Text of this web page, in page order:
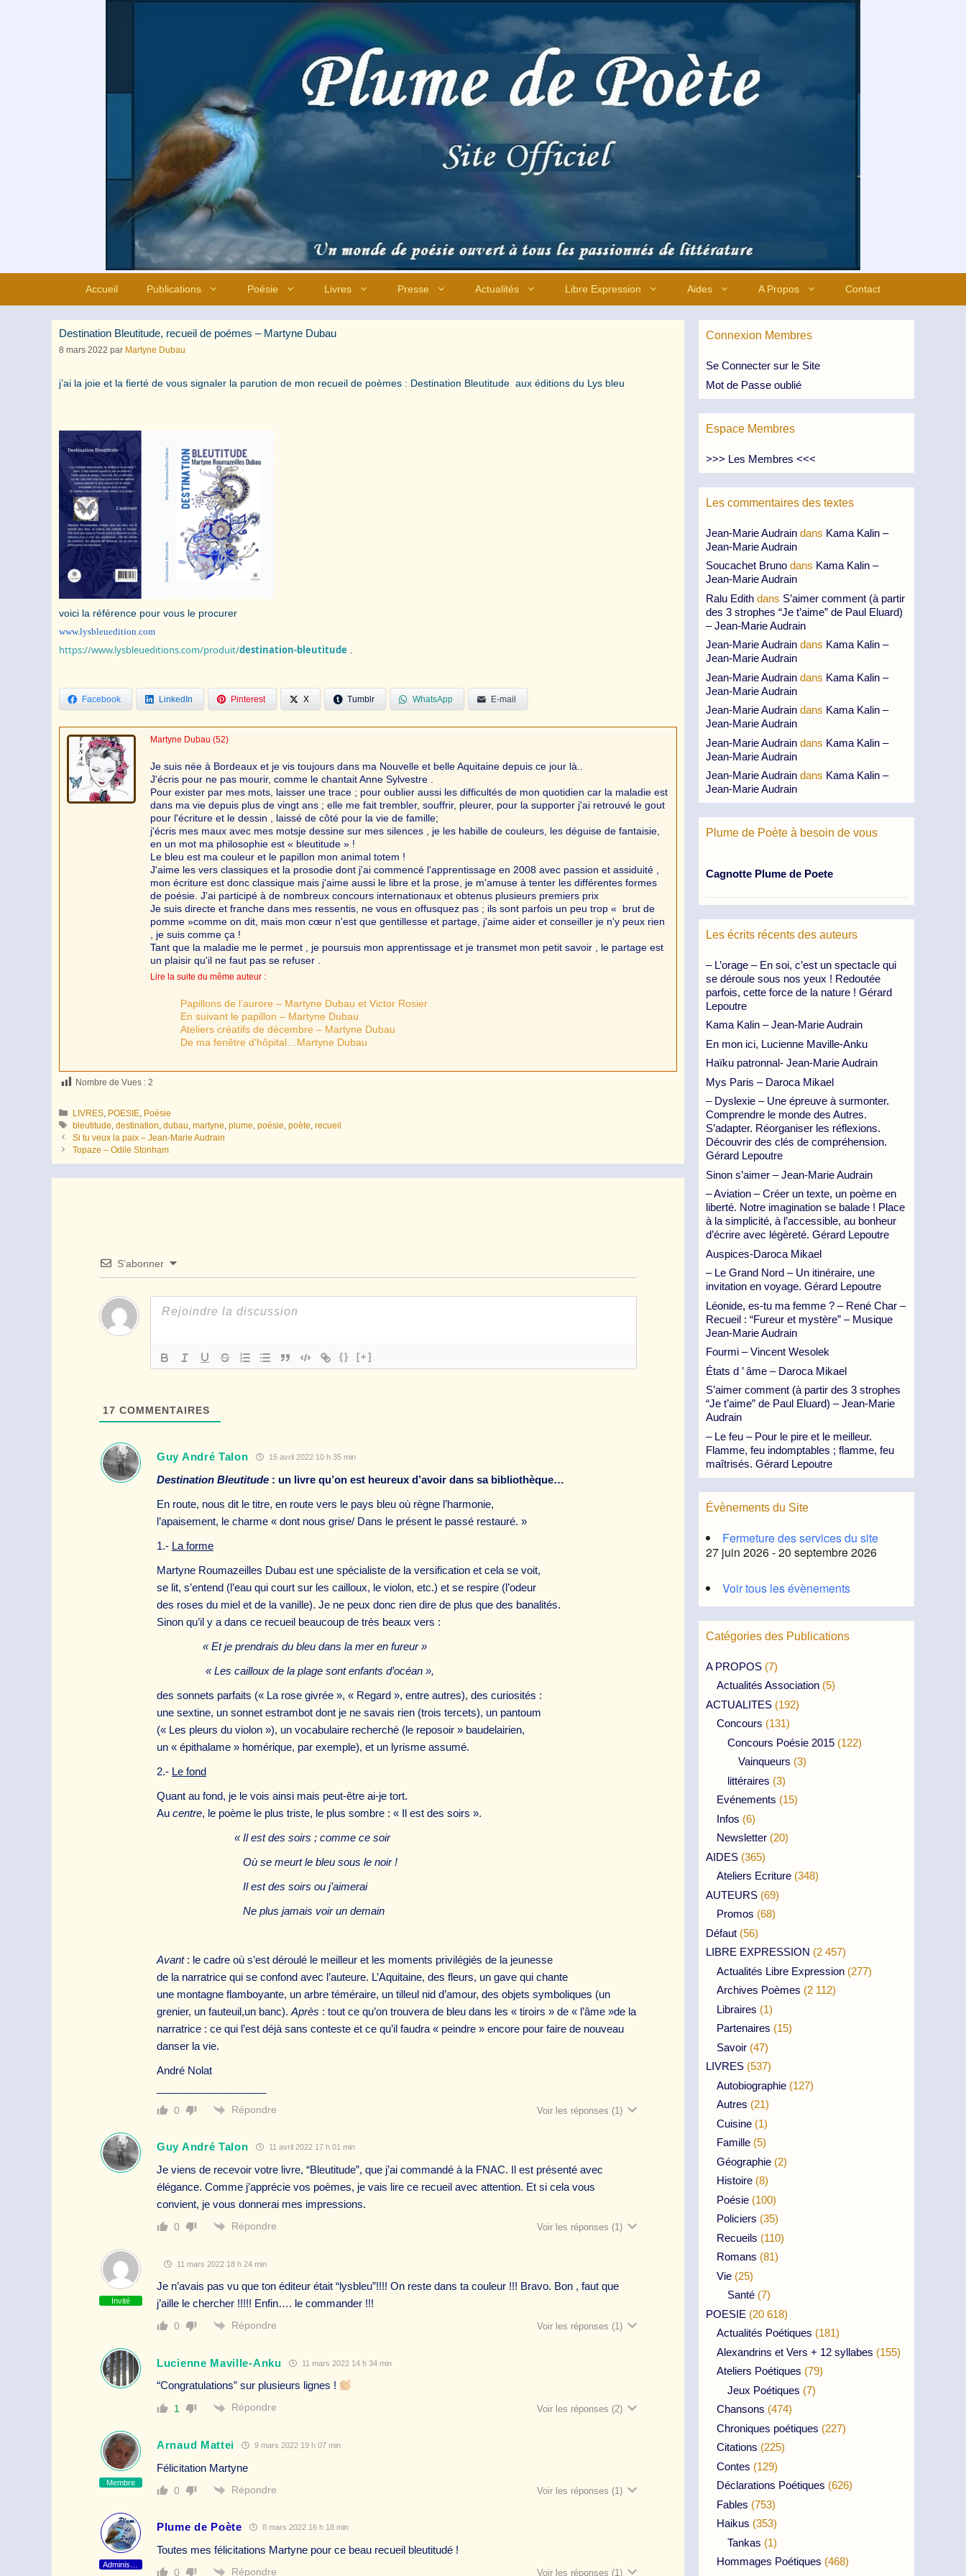
Accueil Publications Poésie Livres Presse Actualités Libre Expression Aides A Propos Contact
Destination Bleutitude, recueil de poémes – Martyne Dubau
8 mars 2022 par Martyne Dubau
j’ai la joie et la fierté de vous signaler la parution de mon recueil de poèmes : Destination Bleutitude aux éditions du Lys bleu
voici la référence pour vous le procurer
www.lysbleuedition.com
https://www.lysbleueditions.com/produit/destination-bleutitude .
Facebook LinkedIn Pinterest X Tumblr WhatsApp E-mail
Martyne Dubau (52)
Je suis née à Bordeaux et je vis toujours dans ma Nouvelle et belle Aquitaine depuis ce jour là..
J'écris pour ne pas mourir, comme le chantait Anne Sylvestre .
Pour exister par mes mots, laisser une trace ; pour oublier aussi les difficultés de mon quotidien car la maladie est
dans ma vie depuis plus de vingt ans ; elle me fait trembler, souffrir, pleurer, pour la supporter j'ai retrouvé le gout
pour l'écriture et le dessin , laissé de côté pour la vie de famille;
j'écris mes maux avec mes motsje dessine sur mes silences , je les habille de couleurs, les déguise de fantaisie,
en un mot ma philosophie est « bleutitude » !
Le bleu est ma couleur et le papillon mon animal totem !
J'aime les vers classiques et la prosodie dont j'ai commencé l'apprentissage en 2008 avec passion et assiduité ,
mon écriture est donc classique mais j'aime aussi le libre et la prose, je m'amuse à tenter les différentes formes
de poésie. J'ai participé à de nombreux concours internationaux et obtenus plusieurs premiers prix
Je suis directe et franche dans mes ressentis, ne vous en offusquez pas ; ils sont parfois un peu trop « brut de
pomme »comme on dit, mais mon cœur n'est que gentillesse et partage, j'aime aider et conseiller je n'y peux rien
, je suis comme ça !
Tant que la maladie me le permet , je poursuis mon apprentissage et je transmet mon petit savoir , le partage est
un plaisir qu'il ne faut pas se refuser .
Lire la suite du même auteur :
Papillons de l’aurore – Martyne Dubau et Victor Rosier
En suivant le papillon – Martyne Dubau
Ateliers créatifs de décembre – Martyne Dubau
De ma fenêtre d’hôpital…Martyne Dubau
Nombre de Vues : 2
Catégories
LIVRES POESIE Poésie
Étiquettes
bleutitude ,destination ,dubau ,martyne ,plume ,poésie ,poète ,recueil
Si tu veux la paix – Jean-Marie Audrain
Topaze – Odile Stonham
S’abonner
{} [+]
17 COMMENTAIRES
Guy André Talon 15 avril 2022 10 h 35 min
Destination Bleutitude : un livre qu’on est heureux d’avoir dans sa bibliothèque…
En route, nous dit le titre, en route vers le pays bleu où règne l’harmonie,
l’apaisement, le charme « dont nous grise/ Dans le présent le passé restauré. »
1.- La forme
Martyne Roumazeilles Dubau est une spécialiste de la versification et cela se voit,
se lit, s’entend (l’eau qui court sur les cailloux, le violon, etc.) et se respire (l’odeur
des roses du miel et de la vanille). Je ne peux donc rien dire de plus que des banalités.
Sinon qu’il y a dans ce recueil beaucoup de très beaux vers :
« Et je prendrais du bleu dans la mer en fureur »
« Les cailloux de la plage sont enfants d’océan »,
des sonnets parfaits (« La rose givrée », « Regard », entre autres), des curiosités :
une sextine, un sonnet estrambot dont je ne savais rien (trois tercets), un pantoum
(« Les pleurs du violon »), un vocabulaire recherché (le reposoir » baudelairien,
un « épithalame » homérique, par exemple), et un lyrisme assumé.
2.- Le fond
Quant au fond, je le vois ainsi mais peut-être ai-je tort.
Au centre, le poème le plus triste, le plus sombre : « Il est des soirs ».
« Il est des soirs ; comme ce soir
Où se meurt le bleu sous le noir !
Il est des soirs ou j’aimerai
Ne plus jamais voir un demain
Avant: le cadre où s’est déroulé le meilleur et les moments privilégiés de la jeunesse
de la narratrice qui se confond avec l’auteure. L’Aquitaine, des fleurs, un gave qui chante
une montagne flamboyante, un arbre téméraire, un tilleul nid d’amour, des objets symboliques (un
grenier, un fauteuil,un banc). Après : tout ce qu’on trouvera de bleu dans les « tiroirs » de « l’âme »de la
narratrice : ce qui l’est déjà sans conteste et ce qu’il faudra « peindre » encore pour faire de nouveau
danser la vie.
André Nolat
0 Répondre Voir les réponses (1)
Guy André Talon 11 avril 2022 17 h 01 min
Je viens de recevoir votre livre, “Bleutitude”, que j’ai commandé à la FNAC. Il est présenté avec
élégance. Comme j’apprécie vos poèmes, je vais lire ce recueil avec attention. Et si cela vous
convient, je vous donnerai mes impressions.
0 Répondre Voir les réponses (1)
Invité
11 mars 2022 18 h 24 min
Je n’avais pas vu que ton éditeur était “lysbleu”!!!! On reste dans ta couleur !!! Bravo. Bon , faut que
j’aille le chercher !!!!! Enfin…. le commander !!!
0 Répondre Voir les réponses (1)
Lucienne Maville-Anku 11 mars 2022 14 h 34 min
“Congratulations” sur plusieurs lignes !
1 Répondre Voir les réponses (2)
Membre
Arnaud Mattei 9 mars 2022 19 h 07 min
Félicitation Martyne
0 Répondre Voir les réponses (1)
Plume de Poète 8 mars 2022 16 h 18 min
Toutes mes félicitations Martyne pour ce beau recueil bleutitudé !
0 Répondre Voir les réponses (1)
Connexion Membres
Se Connecter sur le Site
Mot de Passe oublié
Espace Membres
>>> Les Membres <<<
Les commentaires des textes
Jean-Marie Audrain dans Kama Kalin –
Jean-Marie Audrain
Soucachet Bruno dans Kama Kalin –
Jean-Marie Audrain
Ralu Edith dans S’aimer comment (à partir
des 3 strophes “Je t’aime” de Paul Eluard)
– Jean-Marie Audrain
Jean-Marie Audrain dans Kama Kalin –
Jean-Marie Audrain
Jean-Marie Audrain dans Kama Kalin –
Jean-Marie Audrain
Jean-Marie Audrain dans Kama Kalin –
Jean-Marie Audrain
Jean-Marie Audrain dans Kama Kalin –
Jean-Marie Audrain
Jean-Marie Audrain dans Kama Kalin –
Jean-Marie Audrain
Plume de Poète à besoin de vous
Cagnotte Plume de Poete
Les écrits récents des auteurs
– L’orage – En soi, c’est un spectacle qui
se déroule sous nos yeux ! Redoutée
parfois, cette force de la nature ! Gérard
Lepoutre
Kama Kalin – Jean-Marie Audrain
En mon ici, Lucienne Maville-Anku
Haïku patronnal- Jean-Marie Audrain
Mys Paris – Daroca Mikael
– Dyslexie – Une épreuve à surmonter.
Comprendre le monde des Autres.
S’adapter. Réorganiser les réflexions.
Découvrir des clés de compréhension.
Gérard Lepoutre
Sinon s’aimer – Jean-Marie Audrain
– Aviation – Créer un texte, un poème en
liberté. Notre imagination se balade ! Place
à la simplicité, à l’accessible, au bonheur
d’écrire avec légèreté. Gérard Lepoutre
Auspices-Daroca Mikael
– Le Grand Nord – Un itinéraire, une
invitation en voyage. Gérard Lepoutre
Léonide, es-tu ma femme ? – René Char –
Recueil : “Fureur et mystère” – Musique
Jean-Marie Audrain
Fourmi – Vincent Wesolek
États d ’ âme – Daroca Mikael
S’aimer comment (à partir des 3 strophes
“Je t’aime” de Paul Eluard) – Jean-Marie
Audrain
– Le feu – Pour le pire et le meilleur.
Flamme, feu indomptables ; flamme, feu
maîtrisés. Gérard Lepoutre
Évènements du Site
Fermeture des services du site
27 juin 2026 - 20 septembre 2026
Voir tous les évènements
Catégories des Publications
A PROPOS (7)
Actualités Association (5)
ACTUALITES (192)
Concours (131)
Concours Poésie 2015 (122)
Vainqueurs (3)
littéraires (3)
Evénements (15)
Infos (6)
Newsletter (20)
AIDES (365)
Ateliers Ecriture (348)
AUTEURS (69)
Promos (68)
Défaut (56)
LIBRE EXPRESSION (2 457)
Actualités Libre Expression (277)
Archives Poèmes (2 112)
Libraires (1)
Partenaires (15)
Savoir (47)
LIVRES (537)
Autobiographie (127)
Autres (21)
Cuisine (1)
Famille (5)
Géographie (2)
Histoire (8)
Poésie (100)
Policiers (35)
Recueils (110)
Romans (81)
Vie (25)
Santé (7)
POESIE (20 618)
Actualités Poétiques (181)
Alexandrins et Vers + 12 syllabes (155)
Ateliers Poétiques (79)
Jeux Poétiques (7)
Chansons (474)
Chroniques poétiques (227)
Citations (225)
Contes (129)
Déclarations Poétiques (626)
Fables (753)
Haikus (353)
Tankas (1)
Hommages Poétiques (468)